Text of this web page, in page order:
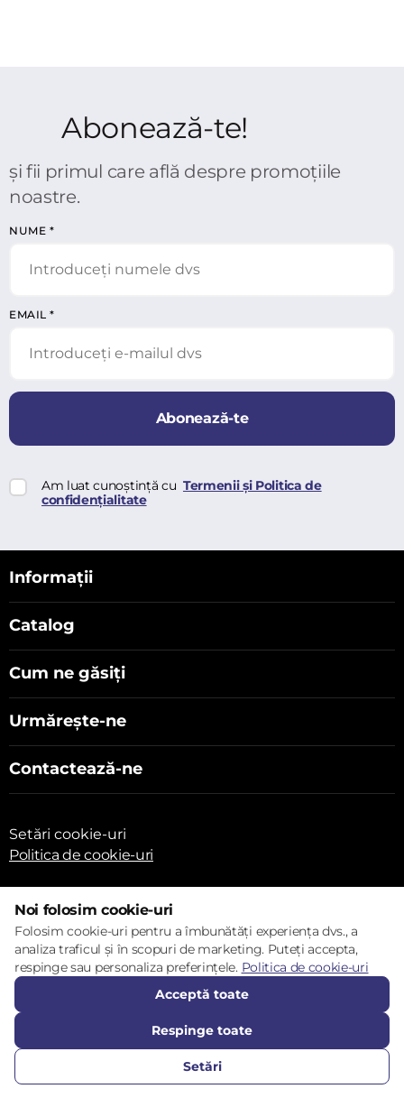
Abonează-te!
și fii primul care află despre promoțiile
noastre.
NUME *
EMAIL *
Abonează-te
Am luat cunoștință cu Termenii și Politica de
confidențialitate
Informații
Catalog
Cum ne găsiți
Urmărește-ne
Contactează-ne
Setări cookie-uri
Politica de cookie-uri
© 2017 – 2026 ECOM
SUNĂ-NE FAVORITE CATALOG COMPARĂ
Noi folosim cookie-uri
Folosim cookie-uri pentru a îmbunătăți experiența dvs., a
analiza traficul și în scopuri de marketing. Puteți accepta,
respinge sau personaliza preferințele. Politica de cookie-uri
Acceptă toate
Respinge toate
Setări